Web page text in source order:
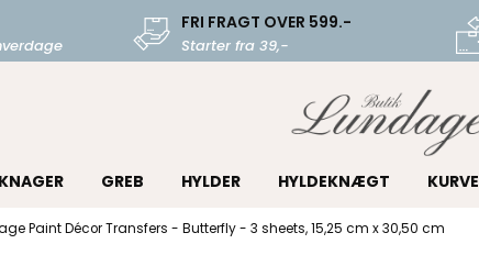
FRI FRAGT OVER 599.-
Starter fra 39,-
KNAGER GREB HYLDER HYLDEKNÆGT KURVE
Paint Décor Transfers - Butterfly - 3 sheets, 15,25 cm x 30,50 cm